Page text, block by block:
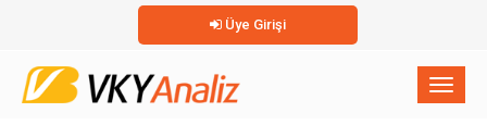
Üye Girişi
×